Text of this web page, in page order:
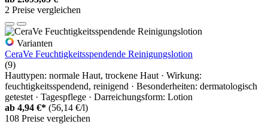
2 Preise vergleichen
Varianten
CeraVe Feuchtigkeitsspendende Reinigungslotion
(9)
Hauttypen: normale Haut, trockene Haut · Wirkung:
feuchtigkeitsspendend, reinigend · Besonderheiten: dermatologisch
getestet · Tagespflege · Darreichungsform: Lotion
ab 4,94 €* (56,14 €/l)
108 Preise vergleichen